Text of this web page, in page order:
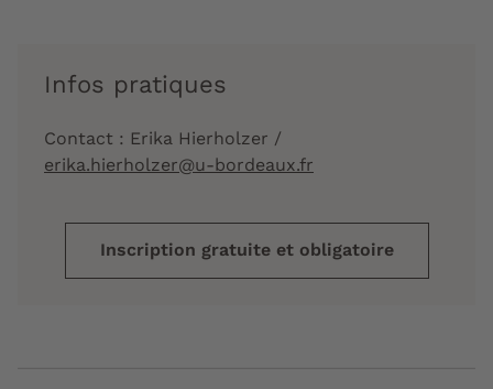
Infos pratiques
Contact : Erika Hierholzer /
erika.hierholzer@u-bordeaux.fr
Inscription gratuite et obligatoire